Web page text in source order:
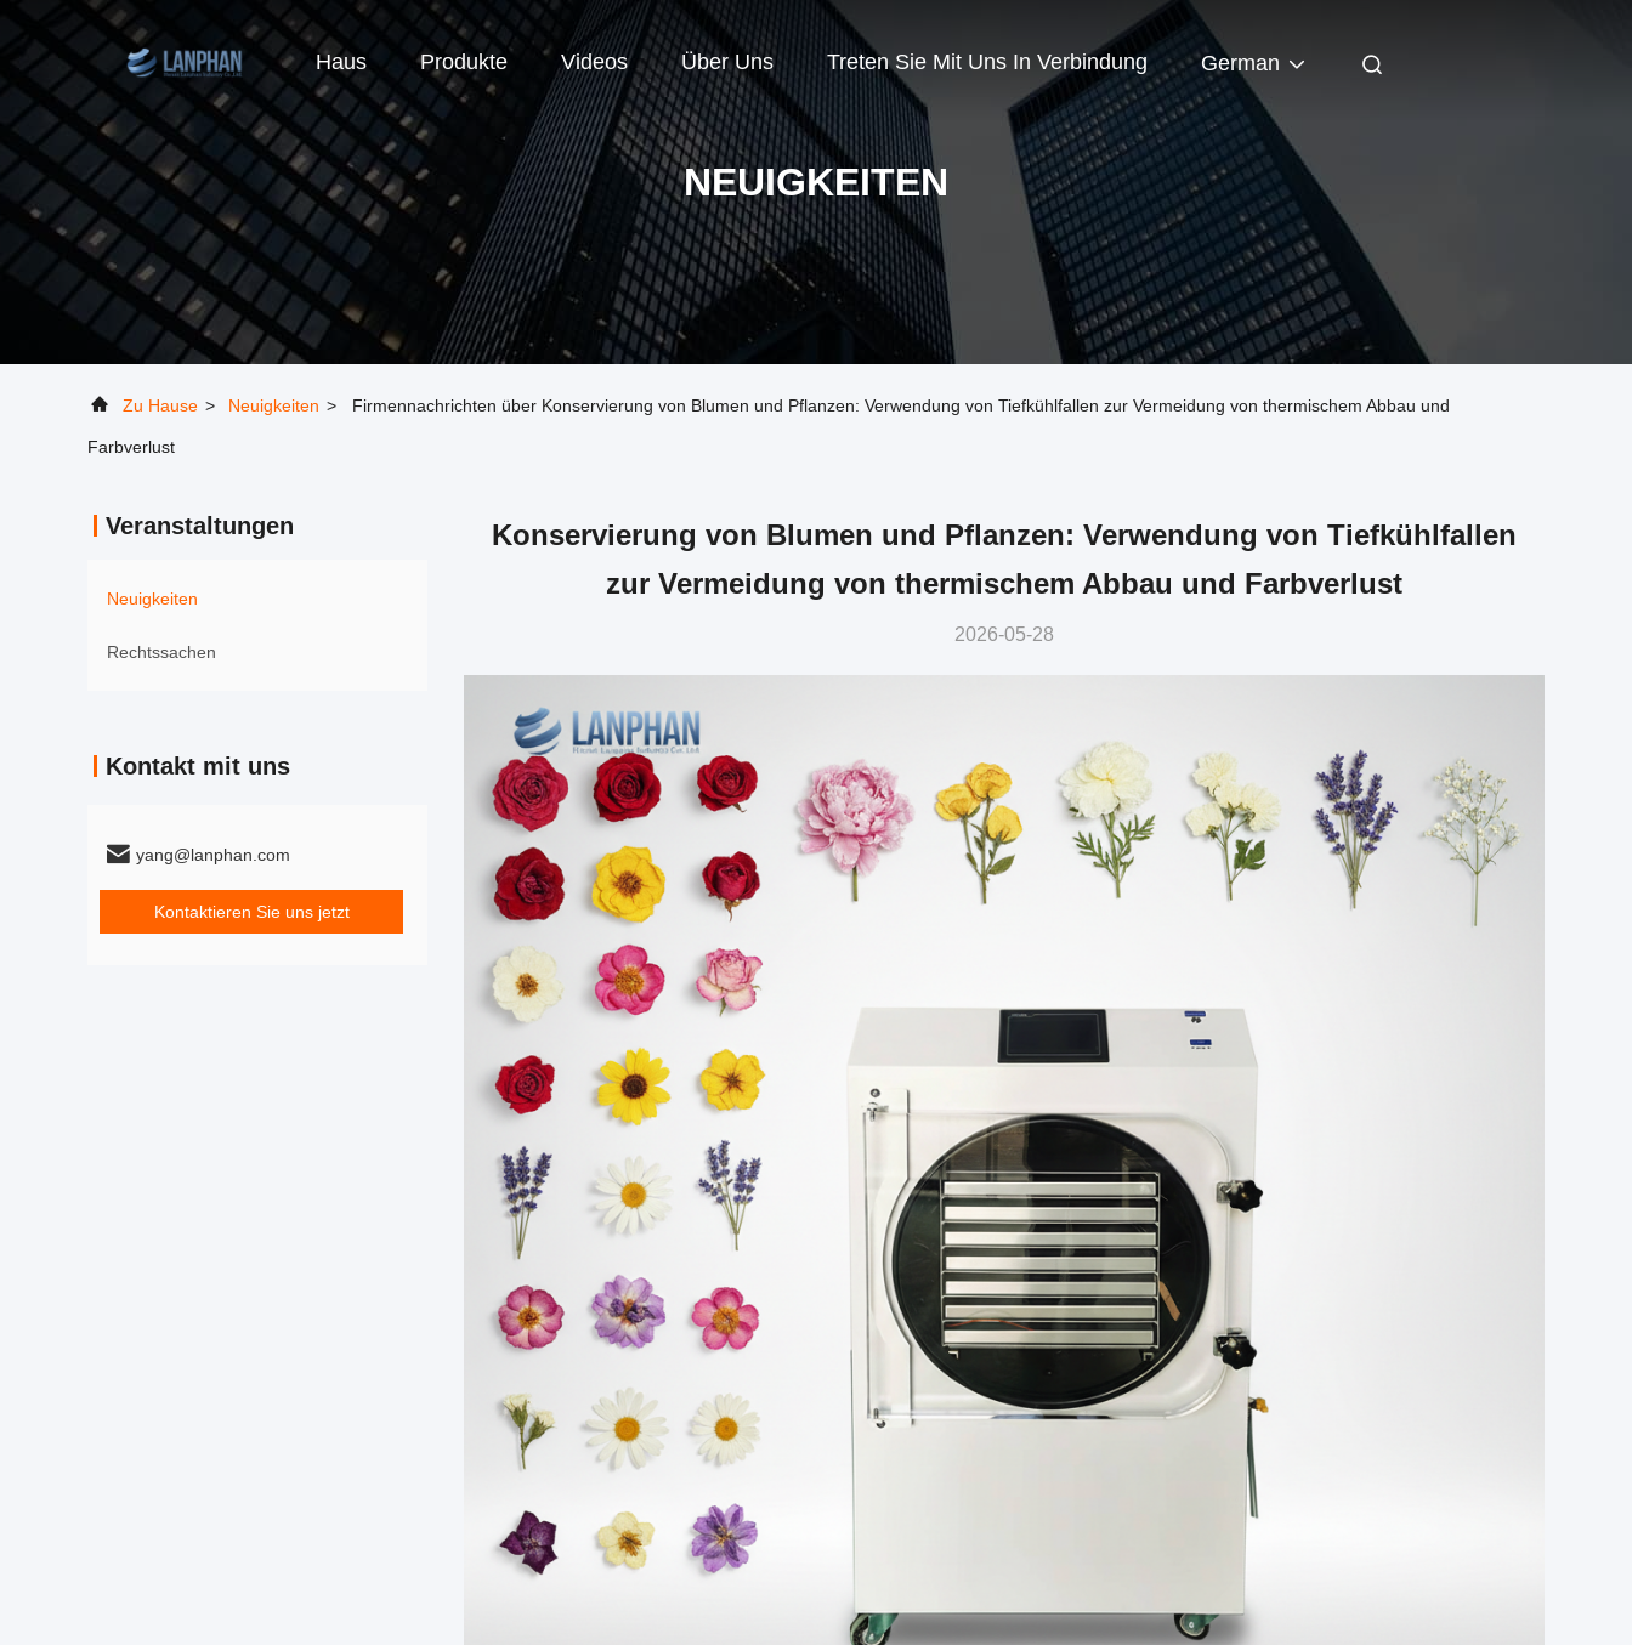
Haus Produkte Videos Über Uns Treten Sie Mit Uns In Verbindung German
NEUIGKEITEN
Zu Hause > Neuigkeiten > Firmennachrichten über Konservierung von Blumen und Pflanzen: Verwendung von Tiefkühlfallen zur Vermeidung von thermischem Abbau und
Farbverlust
Veranstaltungen
Neuigkeiten
Rechtssachen
Kontakt mit uns
yang@lanphan.com
Kontaktieren Sie uns jetzt
Konservierung von Blumen und Pflanzen: Verwendung von Tiefkühlfallen
zur Vermeidung von thermischem Abbau und Farbverlust
2026-05-28